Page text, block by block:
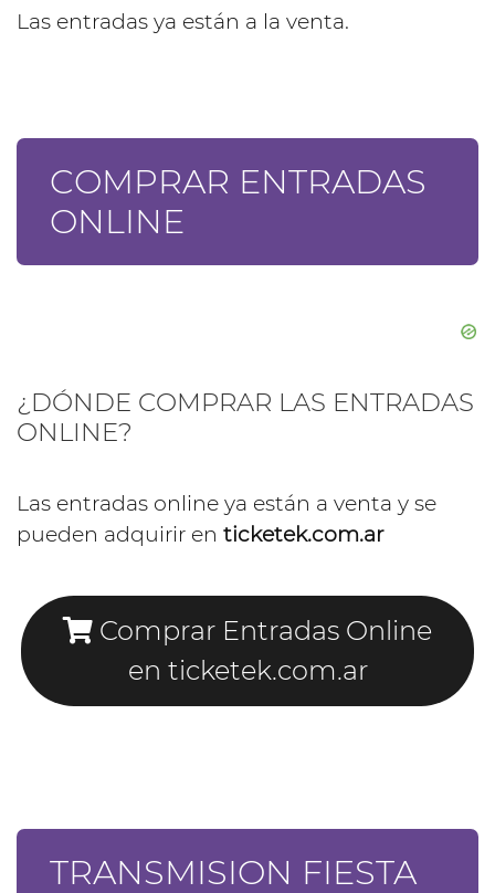
Las entradas ya están a la venta.
COMPRAR ENTRADAS
ONLINE
¿DÓNDE COMPRAR LAS ENTRADAS
ONLINE?
Las entradas online ya están a venta y se
pueden adquirir en ticketek.com.ar
Comprar Entradas Online
en ticketek.com.ar
TRANSMISION FIESTA